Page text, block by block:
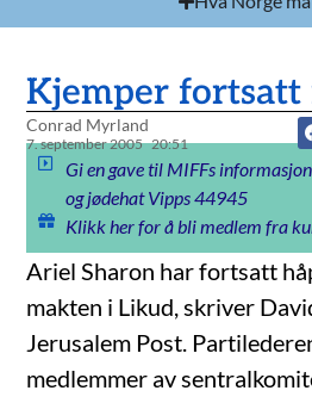
Kjemper
Conrad Myrland
7. september 2005 20:51
Gi en gave til MIFFs
og jødehat Vipps 44945
Klikk her for å bli medlem fra
Ariel Sharon har fortsatt
makten i Likud, skriver
Jerusalem Post.
medlemmer av